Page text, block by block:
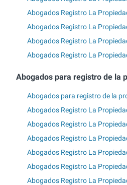
Abogados Registro La
Abogados Registro La
Abogados Registro La
Abogados Registro La
Abogados para registro de la
Abogados para registro de la
Abogados Registro La
Abogados Registro La
Abogados Registro La
Abogados Registro La
Abogados Registro La
Abogados Registro La